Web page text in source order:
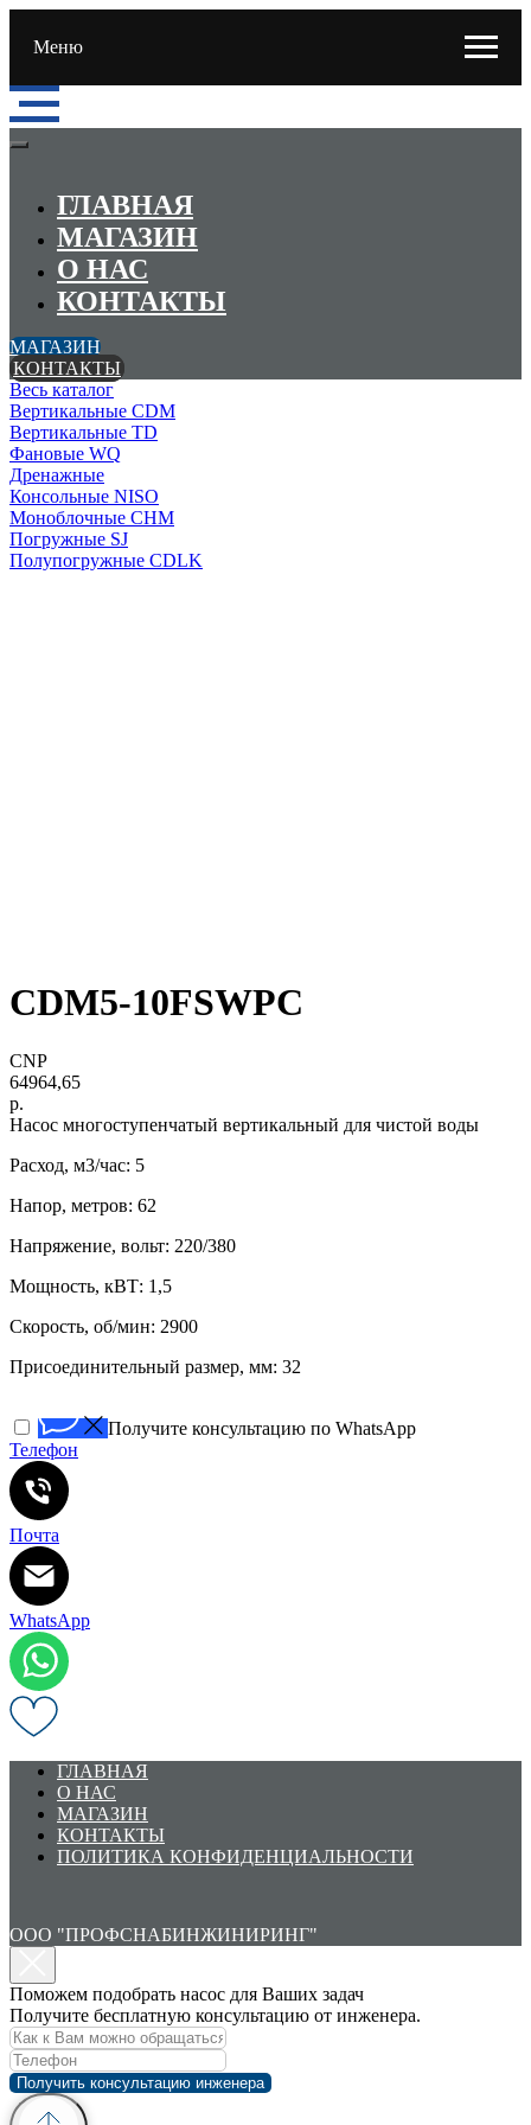
Меню
ГЛАВНАЯ
МАГАЗИН
О НАС
КОНТАКТЫ
МАГАЗИН
КОНТАКТЫ
Весь каталог
Вертикальные CDM
Вертикальные TD
Фановые WQ
Дренажные
Консольные NISO
Моноблочные CHМ
Погружные SJ
Полупогружные CDLK
CDM5-10FSWPC
CNP
64964,65
р.
Нacоc многоступенчатый вертикaльный для чистoй воды
Расход, м3/час: 5
Напор, метров: 62
Напряжение, вольт: 220/380
Мощность, кВТ: 1,5
Скорость, об/мин: 2900
Присоединительный размер, мм: 32
Получите консультацию по WhatsApp
Телефон
Почта
WhatsApp
ГЛАВНАЯ
О НАС
МАГАЗИН
КОНТАКТЫ
ПОЛИТИКА КОНФИДЕНЦИАЛЬНОСТИ
ООО "ПРОФСНАБИНЖИНИРИНГ"
Поможем подобрать насос для Ваших задач
Получите бесплатную консультацию от инженера.
Получить консультацию инженера